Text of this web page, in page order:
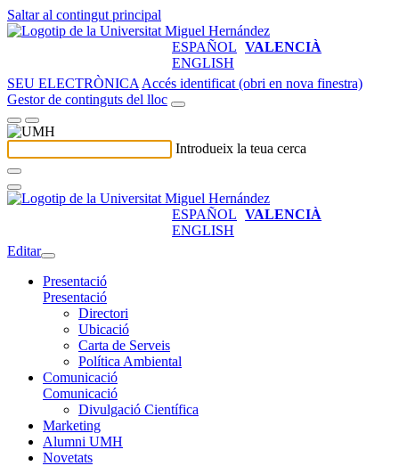
Saltar al contingut principal
ESPAÑOL VALENCIÀ
ENGLISH
SEU ELECTRÒNICA Accés identificat (obri en nova finestra)
Gestor de continguts del lloc
Introdueix la teua cerca
ESPAÑOL VALENCIÀ
ENGLISH
Editar
Presentació
Presentació
Directori
Ubicació
Carta de Serveis
Política Ambiental
Comunicació
Comunicació
Divulgació Científica
Marketing
Alumni UMH
Novetats